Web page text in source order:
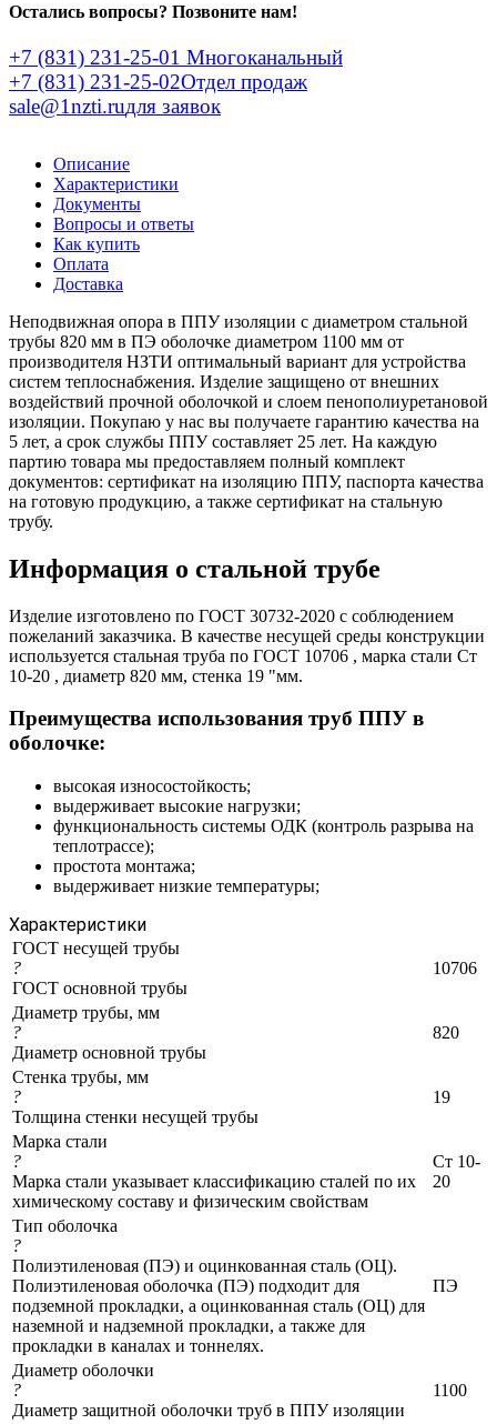
Остались вопросы? Позвоните нам!
+7 (831) 231-25-01 Многоканальный
+7 (831) 231-25-02Отдел продаж
sale@1nzti.ruдля заявок
Описание
Характеристики
Документы
Вопросы и ответы
Как купить
Оплата
Доставка
Неподвижная опора в ППУ изоляции с диаметром стальной
трубы 820 мм в ПЭ оболочке диаметром 1100 мм от
производителя НЗТИ оптимальный вариант для устройства
систем теплоснабжения. Изделие защищено от внешних
воздействий прочной оболочкой и слоем пенополиуретановой
изоляции. Покупаю у нас вы получаете гарантию качества на
5 лет, а срок службы ППУ составляет 25 лет. На каждую
партию товара мы предоставляем полный комплект
документов: сертификат на изоляцию ППУ, паспорта качества
на готовую продукцию, а также сертификат на стальную
трубу.
Информация о стальной трубе
Изделие изготовлено по ГОСТ 30732-2020 с соблюдением
пожеланий заказчика. В качестве несущей среды конструкции
используется стальная труба по ГОСТ 10706 , марка стали Ст
10-20 , диаметр 820 мм, стенка 19 "мм.
Преимущества использования труб ППУ в
оболочке:
высокая износостойкость;
выдерживает высокие нагрузки;
функциональность системы ОДК (контроль разрыва на
теплотрассе);
простота монтажа;
выдерживает низкие температуры;
Характеристики
ГОСТ несущей трубы
?
ГОСТ основной трубы
10706
Диаметр трубы, мм
?
Диаметр основной трубы
820
Стенка трубы, мм
?
Толщина стенки несущей трубы
19
Марка стали
?
Марка стали указывает классификацию сталей по их
химическому составу и физическим свойствам
Ст 10-
20
Тип оболочка
?
Полиэтиленовая (ПЭ) и оцинкованная сталь (ОЦ).
Полиэтиленовая оболочка (ПЭ) подходит для
подземной прокладки, а оцинкованная сталь (ОЦ) для
наземной и надземной прокладки, а также для
прокладки в каналах и тоннелях.
ПЭ
Диаметр оболочки
?
Диаметр защитной оболочки труб в ППУ изоляции
1100